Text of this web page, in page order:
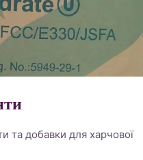
та добавки для харчової